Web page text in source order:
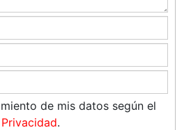
de mis datos según el
.